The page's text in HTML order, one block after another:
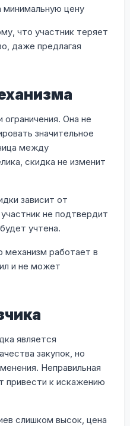
минимальную цену
что участник теряет
даже предлагая
Она не
значительное
между
скидка не изменит
зависит от
не подтвердит
учтена.
механизм работает в
и не может
является
закупок, но
Неправильная
привести к искажению
слишком высок, цена